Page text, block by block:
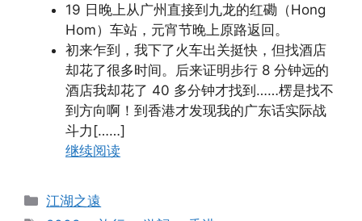
19 日晚上从广州直接到九龙的红磡（Hong
Hom）车站，元宵节晚上原路返回。
初来乍到，我下了火车出关挺快，但找酒店
却花了很多时间。后来证明步行 8 分钟远的
酒店我却花了 40 多分钟才找到……楞是找不
到方向啊！到香港才发现我的广东话实际战
斗力[……]
继续阅读
分
类
江湖之遠